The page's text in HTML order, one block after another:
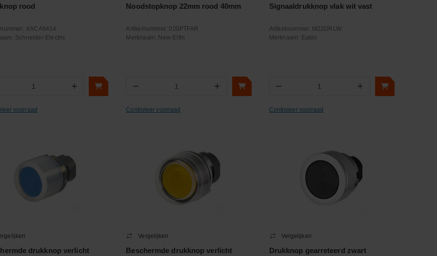
rood
XACA9414
Schneider-Electric
+
voorraad
Noodstopknop 22mm rood 40mm
Artikelnummer: 020PTFAR
Merknaam: New-Elfin
− +
Controleer voorraad
Signaaldrukknop vlak wit vast
Artikelnummer: M22DRLW
Merknaam: Eaton
− +
Controleer voorraad
drukknop verlicht
Vergelijken
Beschermde drukknop verlicht
Vergelijken
Drukknop gearreteerd zwart